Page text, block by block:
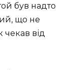
був надто
що не
чекав від